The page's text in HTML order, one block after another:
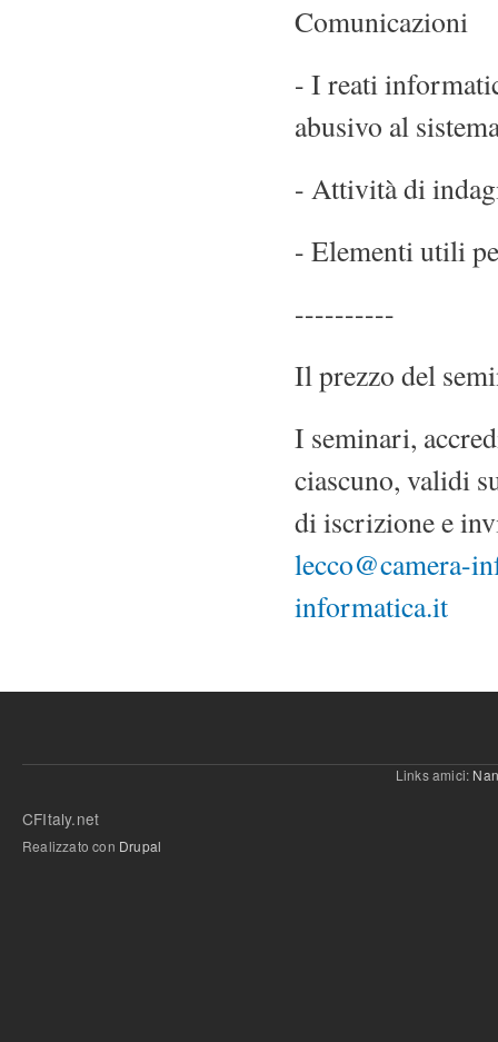
Comunicazioni
- I reati
abusivo al
- Attività di
- Elementi utili
----------
Il prezzo del
I seminari,
ciascuno, validi
di iscrizione e
lecco@camera-
informatica.it
Links amici:
CFItaly.net
Realizzato con Drupal